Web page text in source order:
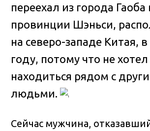
переехал из города Гаоба
провинции Шэньси,
на северо-западе Китая,
году, потому что не
находиться рядом с
людьми.
Сейчас мужчина,